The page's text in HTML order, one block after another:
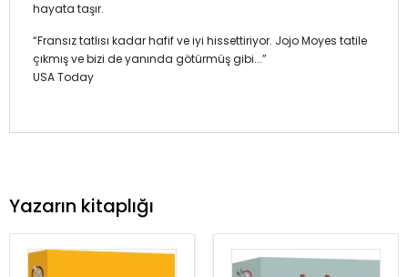
hayata taşır.
“Fransız tatlısı kadar hafif ve iyi hissettiriyor. Jojo Moyes tatile
çıkmış ve bizi de yanında götürmüş gibi...”
USA Today
Yazarın kitaplığı